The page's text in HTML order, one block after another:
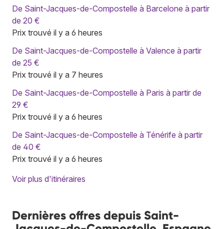
De Saint-Jacques-de-Compostelle à Barcelone à partir
de 20 €
Prix trouvé il y a 6 heures
De Saint-Jacques-de-Compostelle à Valence à partir
de 25 €
Prix trouvé il y a 7 heures
De Saint-Jacques-de-Compostelle à Paris à partir de
29 €
Prix trouvé il y a 6 heures
De Saint-Jacques-de-Compostelle à Ténérife à partir
de 40 €
Prix trouvé il y a 6 heures
Voir plus d'itinéraires
Dernières offres depuis Saint-